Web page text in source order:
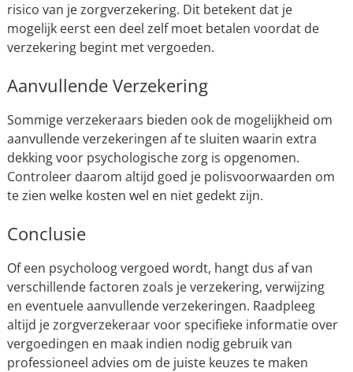
risico van je zorgverzekering. Dit betekent dat je
mogelijk eerst een deel zelf moet betalen voordat de
verzekering begint met vergoeden.
Aanvullende Verzekering
Sommige verzekeraars bieden ook de mogelijkheid om
aanvullende verzekeringen af te sluiten waarin extra
dekking voor psychologische zorg is opgenomen.
Controleer daarom altijd goed je polisvoorwaarden om
te zien welke kosten wel en niet gedekt zijn.
Conclusie
Of een psycholoog vergoed wordt, hangt dus af van
verschillende factoren zoals je verzekering, verwijzing
en eventuele aanvullende verzekeringen. Raadpleeg
altijd je zorgverzekeraar voor specifieke informatie over
vergoedingen en maak indien nodig gebruik van
professioneel advies om de juiste keuzes te maken